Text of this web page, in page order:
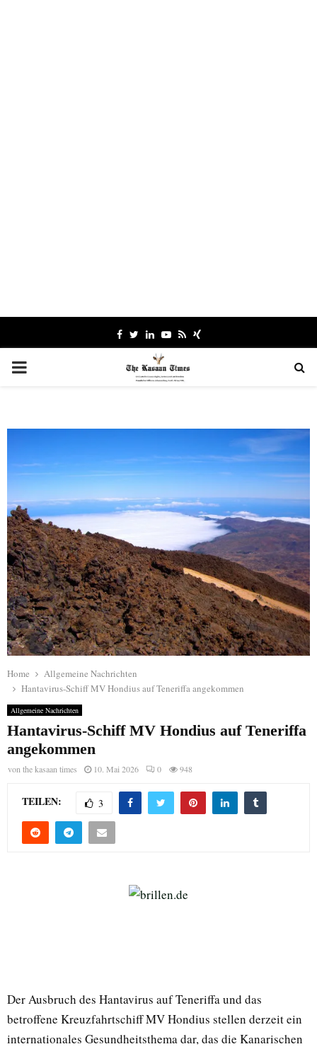
Facebook
TwitterLinkedinYoutube
RssXing
PRIMARY
Home
Allgemeine Nachrichten
Hantavirus-Schiff MV Hondius auf Teneriffa angekommen
Allgemeine Nachrichten
Hantavirus-Schiff MV Hondius auf Teneriffa
angekommen
vonthe kasaan times 10. Mai 2026 0 948
TEILEN: 3
Der Ausbruch des Hantavirus auf Teneriffa und das
betroffene Kreuzfahrtschiff MV Hondius stellen derzeit ein
internationales Gesundheitsthema dar, das die Kanarischen